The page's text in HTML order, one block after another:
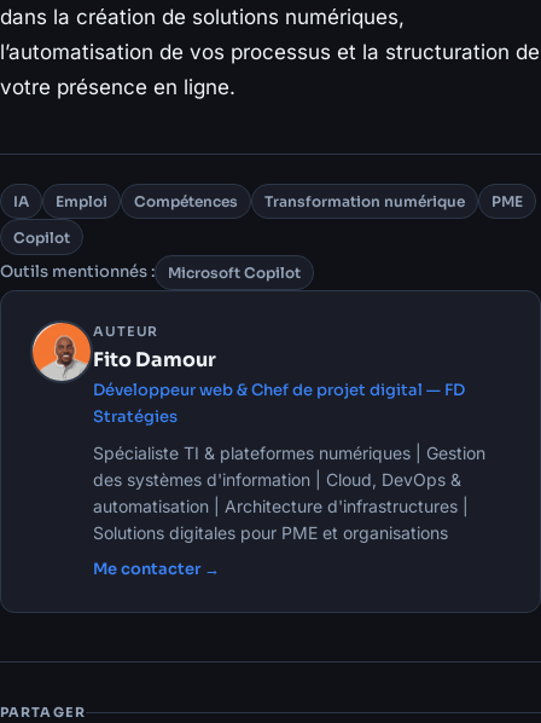
dans la création de solutions numériques,
l’automatisation de vos processus et la structuration de
votre présence en ligne.
IA Emploi Compétences Transformation numérique
PME
Copilot
Outils mentionnés : Microsoft Copilot
AUTEUR
Fito Damour
Développeur web & Chef de projet digital — FD
Stratégies
Spécialiste TI & plateformes numériques | Gestion
des systèmes d'information | Cloud, DevOps &
automatisation | Architecture d'infrastructures |
Solutions digitales pour PME et organisations
Me contacter →
PARTAGER